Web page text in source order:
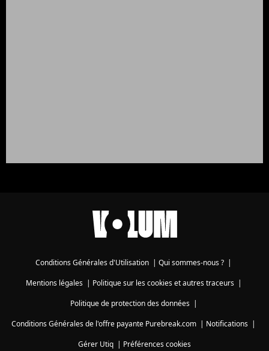
Conditions Générales d'Utilisation | Qui sommes-nous ? |
Mentions légales| Politique sur les cookies et autres traceurs|
Politique de protection des données|
Conditions Générales de l'offre payante Purebreak.com | Notifications |
Gérer Utiq | Préférences cookies